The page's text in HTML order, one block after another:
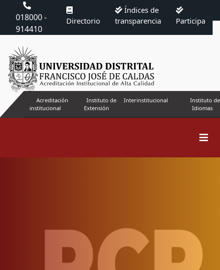
018000 -
914410
Directorio
Índices de
transparencia
Participa
Acreditación
institucional
Instituto de
Extensión
Interinstitucional
Instituto de
Idiomas